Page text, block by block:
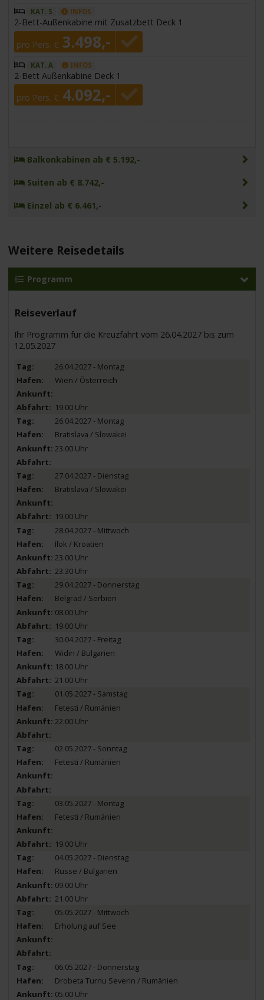
KAT. S INFOS
2-Bett-Außenkabine mit Zusatzbett Deck 1
pro Pers. € 3.498,-
KAT. A INFOS
2-Bett Außenkabine Deck 1
pro Pers. € 4.092,-
Balkonkabinen ab € 5.192,-
Suiten ab € 8.742,-
Einzel ab € 6.461,-
Weitere Reisedetails
Programm
Reiseverlauf
Ihr Programm für die Kreuzfahrt vom 26.04.2027 bis zum
12.05.2027
26.04.2027 - Montag
Wien / Österreich
19.00 Uhr
26.04.2027 - Montag
Bratislava / Slowakei
23.00 Uhr
27.04.2027 - Dienstag
Bratislava / Slowakei
19.00 Uhr
28.04.2027 - Mittwoch
Ilok / Kroatien
23.00 Uhr
23.30 Uhr
29.04.2027 - Donnerstag
Belgrad / Serbien
08.00 Uhr
19.00 Uhr
30.04.2027 - Freitag
Widin / Bulgarien
18.00 Uhr
21.00 Uhr
01.05.2027 - Samstag
Fetesti / Rumänien
22.00 Uhr
02.05.2027 - Sonntag
Fetesti / Rumänien
03.05.2027 - Montag
Fetesti / Rumänien
19.00 Uhr
04.05.2027 - Dienstag
Russe / Bulgarien
09.00 Uhr
21.00 Uhr
05.05.2027 - Mittwoch
Erholung auf See
06.05.2027 - Donnerstag
Drobeta Turnu Severin / Rumänien
05.00 Uhr